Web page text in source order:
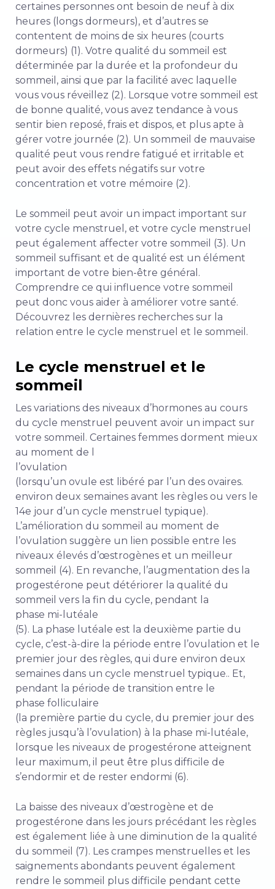
certaines personnes ont besoin de neuf à dix
heures (longs dormeurs), et d’autres se
contentent de moins de six heures (courts
dormeurs) (1). Votre qualité du sommeil est
déterminée par la durée et la profondeur du
sommeil, ainsi que par la facilité avec laquelle
vous vous réveillez (2). Lorsque votre sommeil est
de bonne qualité, vous avez tendance à vous
sentir bien reposé, frais et dispos, et plus apte à
gérer votre journée (2). Un sommeil de mauvaise
qualité peut vous rendre fatigué et irritable et
peut avoir des effets négatifs sur votre
concentration et votre mémoire (2).
Le sommeil peut avoir un impact important sur
votre cycle menstruel, et votre cycle menstruel
peut également affecter votre sommeil (3). Un
sommeil suffisant et de qualité est un élément
important de votre bien-être général.
Comprendre ce qui influence votre sommeil
peut donc vous aider à améliorer votre santé.
Découvrez les dernières recherches sur la
relation entre le cycle menstruel et le sommeil.
Le cycle menstruel et le
sommeil
Les variations des niveaux d’hormones au cours
du cycle menstruel peuvent avoir un impact sur
votre sommeil. Certaines femmes dorment mieux
au moment de l
l’ovulation
( lorsqu’un ovule est libéré par l’un des ovaires.
environ deux semaines avant les règles ou vers le
14e jour d’un cycle menstruel typique).
L’amélioration du sommeil au moment de
l’ovulation suggère un lien possible entre les
niveaux élevés d’œstrogènes et un meilleur
sommeil (4). En revanche, l’augmentation des la
progestérone peut détériorer la qualité du
sommeil vers la fin du cycle, pendant la
phase mi-lutéale
(5). La phase lutéale est la deuxième partie du
cycle, c’est-à-dire la période entre l’ovulation et le
premier jour des règles, qui dure environ deux
semaines dans un cycle menstruel typique.. Et,
pendant la période de transition entre le
phase folliculaire
( la première partie du cycle, du premier jour des
règles jusqu’à l’ovulation) à la phase mi-lutéale,
lorsque les niveaux de progestérone atteignent
leur maximum, il peut être plus difficile de
s’endormir et de rester endormi (6).
La baisse des niveaux d’œstrogène et de
progestérone dans les jours précédant les règles
est également liée à une diminution de la qualité
du sommeil (7). Les crampes menstruelles et les
saignements abondants peuvent également
rendre le sommeil plus difficile pendant cette